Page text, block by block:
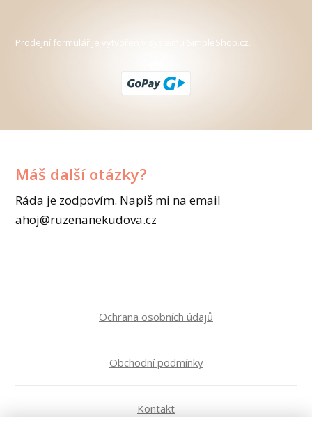
Prodejní formulář je vytvořen v systému SimpleShop.cz.
Máš další otázky?
Ráda je zodpovím. Napiš mi na email
ahoj@ruzenanekudova.cz
Ochrana osobních údajů
Obchodní podmínky
Kontakt